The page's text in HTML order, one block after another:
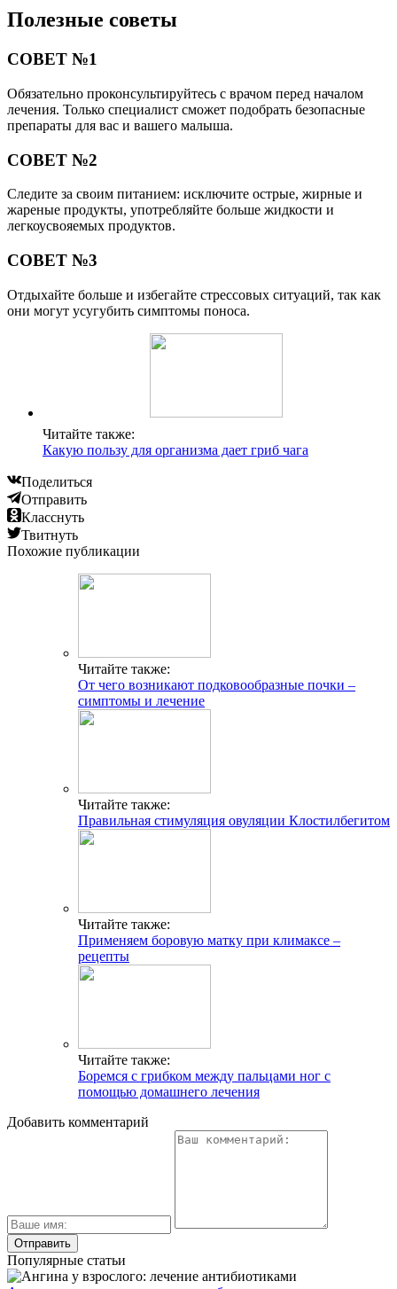
Полезные советы
СОВЕТ №1
Обязательно проконсультируйтесь с врачом перед началом
лечения. Только специалист сможет подобрать безопасные
препараты для вас и вашего малыша.
СОВЕТ №2
Следите за своим питанием: исключите острые, жирные и
жареные продукты, употребляйте больше жидкости и
легкоусвояемых продуктов.
СОВЕТ №3
Отдыхайте больше и избегайте стрессовых ситуаций, так как
они могут усугубить симптомы поноса.
Читайте также:
Какую пользу для организма дает гриб чага
Поделиться
Отправить
Класснуть
Твитнуть
Похожие публикации
Читайте также:
От чего возникают подковообразные почки –
симптомы и лечение
Читайте также:
Правильная стимуляция овуляции Клостилбегитом
Читайте также:
Применяем боровую матку при климаксе –
рецепты
Читайте также:
Боремся с грибком между пальцами ног с
помощью домашнего лечения
Добавить комментарий
Популярные статьи